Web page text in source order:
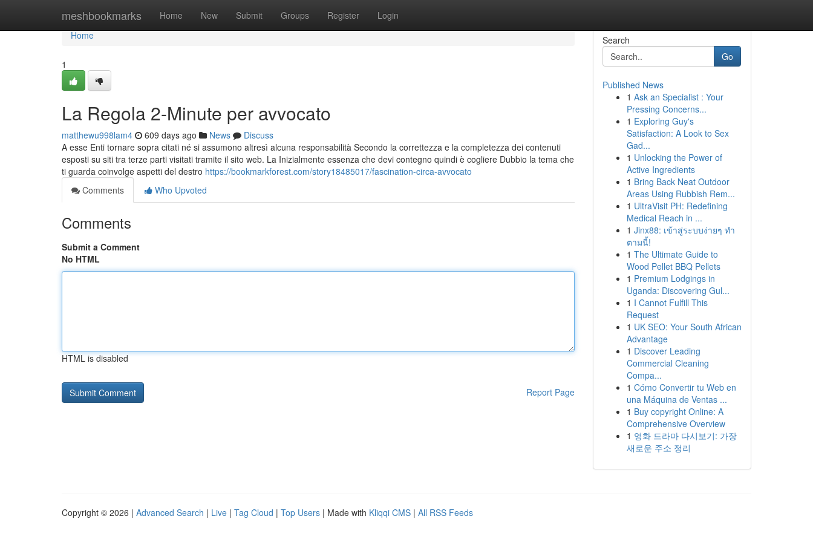
meshbookmarks Home New Submit Groups Register Login
Home
Home
1
La Regola 2-Minute per avvocato
matthewu998lam4 609 days ago News
Discuss
A esse Enti tornare sopra citati né si assumono altresì alcuna responsabilità Secondo la correttezza e la completezza dei contenuti
esposti su siti tra terze parti visitati tramite il sito web. La Inizialmente essenza che devi contegno quindi è cogliere Dubbio la tema che
ti guarda coinvolge aspetti del destro https://bookmarkforest.com/story18485017/fascination-circa-avvocato
Comments
Who Upvoted
Comments
Submit a Comment
No HTML
HTML is disabled
Report Page
Search
Go
Published News
1 Ask an Specialist : Your
Pressing Concerns...
1 Exploring Guy's
Satisfaction: A Look to Sex
Gad...
1 Unlocking the Power of
Active Ingredients
1 Bring Back Neat Outdoor
Areas Using Rubbish Rem...
1 UltraVisit PH: Redefining
Medical Reach in ...
1 Jinx88: เข้าสู่ระบบง่ายๆ ทำ
ตามนี้!
1 The Ultimate Guide to
Wood Pellet BBQ Pellets
1 Premium Lodgings in
Uganda: Discovering Gul...
1 I Cannot Fulfill This
Request
1 UK SEO: Your South African
Advantage
1 Discover Leading
Commercial Cleaning
Compa...
1 Cómo Convertir tu Web en
una Máquina de Ventas ...
1 Buy copyright Online: A
Comprehensive Overview
1 영화 드라마 다시보기: 가장
새로운 주소 정리
Copyright © 2026 | Advanced Search | Live | Tag Cloud | Top Users | Made with Kliqqi CMS | All RSS Feeds